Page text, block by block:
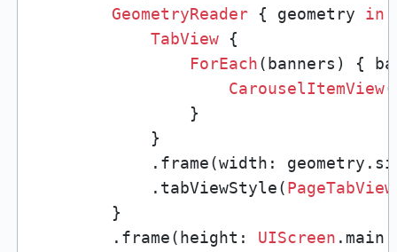
GeometryReader { geometry in
TabView {
ForEach(banners) {
CarouselItemView
                }
            }
.frame(width:
            .tabViewStyle(
        }
        .frame(height:
UIScreen